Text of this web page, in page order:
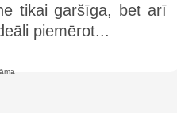
tikai garšīga, bet arī
piemērot...